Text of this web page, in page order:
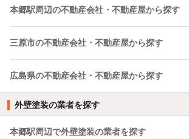
本郷駅周辺の不動産会社・不動産屋から探す
三原市の不動産会社・不動産屋から探す
広島県の不動産会社・不動産屋から探す
外壁塗装の業者を探す
本郷駅周辺で外壁塗装の業者を探す